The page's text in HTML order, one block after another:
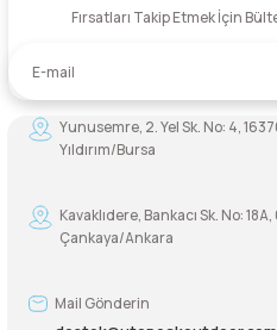
Fırsatları Takip Etmek İçin
Yunusemre, 2. Yel Sk. No: 4,
Yıldırım/Bursa
Kavaklıdere, Bankacı Sk. No:
Çankaya/Ankara
Mail Gönderin